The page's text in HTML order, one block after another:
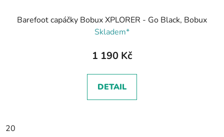
Barefoot capáčky Bobux XPLORER - Go Black, Bobux
Skladem*
1 190 Kč
DETAIL
20